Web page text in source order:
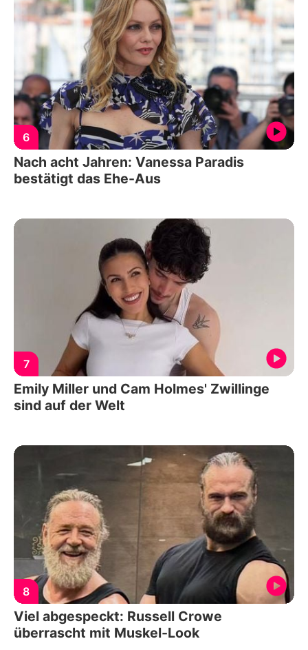
6
Nach acht Jahren: Vanessa Paradis
bestätigt das Ehe-Aus
7
Emily Miller und Cam Holmes' Zwillinge
sind auf der Welt
8
Viel abgespeckt: Russell Crowe
überrascht mit Muskel-Look